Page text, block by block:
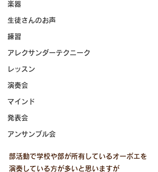
楽器
生徒さんのお声
練習
アレクサンダーテクニーク
レッスン
演奏会
マインド
発表会
アンサンブル会
部活動で学校や部が所有しているオーボエを
演奏している方が多いと思いますが